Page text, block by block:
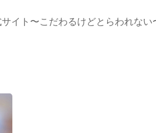
イト〜こだわるけどとらわれない